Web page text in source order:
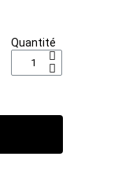
Quantité